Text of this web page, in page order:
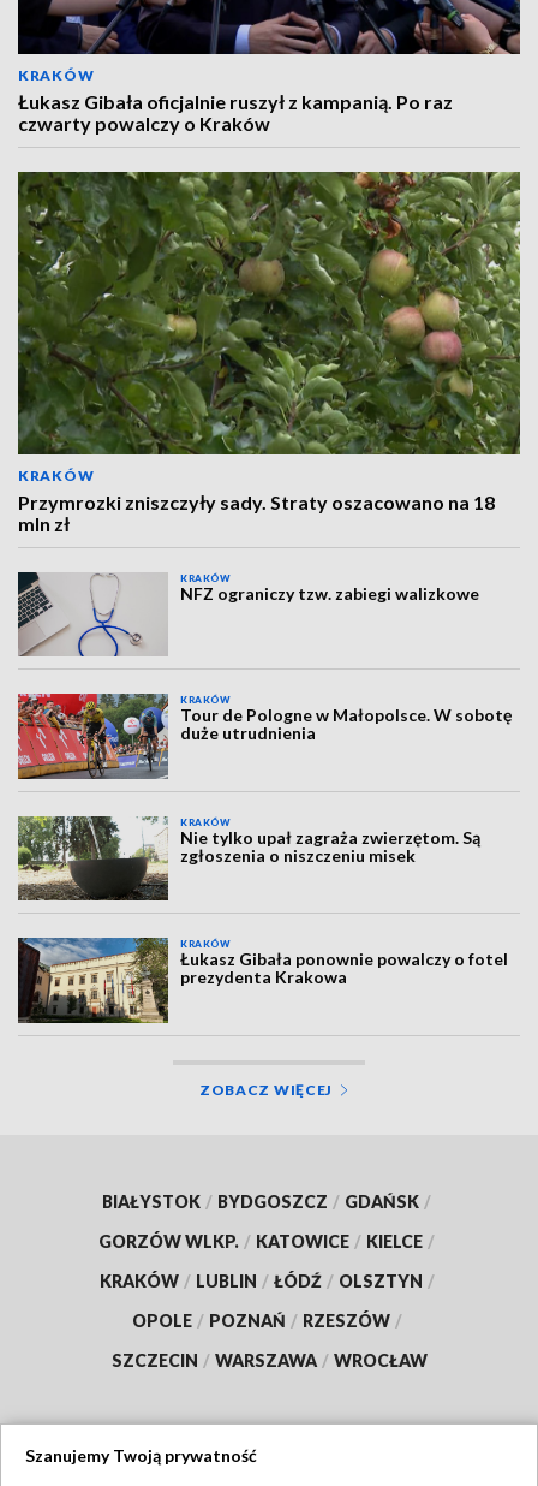
KRAKÓW
Łukasz Gibała oficjalnie ruszył z kampanią. Po raz
czwarty powalczy o Kraków
KRAKÓW
Przymrozki zniszczyły sady. Straty oszacowano na 18
mln zł
KRAKÓW
NFZ ograniczy tzw. zabiegi walizkowe
KRAKÓW
Tour de Pologne w Małopolsce. W sobotę
duże utrudnienia
KRAKÓW
Nie tylko upał zagraża zwierzętom. Są
zgłoszenia o niszczeniu misek
KRAKÓW
Łukasz Gibała ponownie powalczy o fotel
prezydenta Krakowa
ZOBACZ WIĘCEJ
BIAŁYSTOK / BYDGOSZCZ / GDAŃSK /
GORZÓW WLKP. / KATOWICE / KIELCE /
KRAKÓW / LUBLIN / ŁÓDŹ / OLSZTYN /
OPOLE / POZNAŃ / RZESZÓW /
SZCZECIN / WARSZAWA / WROCŁAW
Szanujemy Twoją prywatność